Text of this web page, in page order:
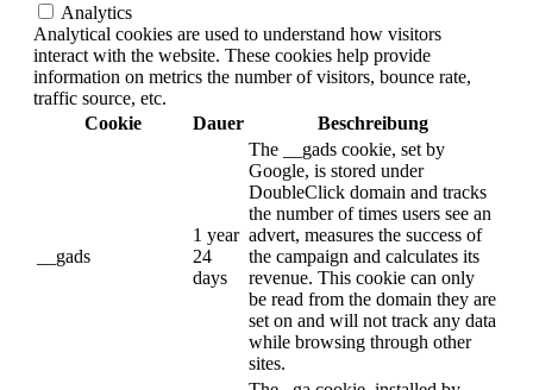
Analytics
Analytical cookies are used to understand how visitors
interact with the website. These cookies help provide
information on metrics the number of visitors, bounce rate,
traffic source, etc.
Cookie
Dauer Beschreibung
__gads
1 year
24
days
The __gads cookie, set by
Google, is stored under
DoubleClick domain and tracks
the number of times users see an
advert, measures the success of
the campaign and calculates its
revenue. This cookie can only
be read from the domain they are
set on and will not track any data
while browsing through other
sites.